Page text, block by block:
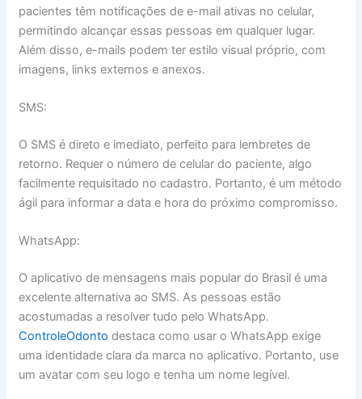
pacientes têm notificações de e-mail ativas no celular,
permitindo alcançar essas pessoas em qualquer lugar.
Além disso, e-mails podem ter estilo visual próprio, com
imagens, links externos e anexos.
SMS:
O SMS é direto e imediato, perfeito para lembretes de
retorno. Requer o número de celular do paciente, algo
facilmente requisitado no cadastro. Portanto, é um método
ágil para informar a data e hora do próximo compromisso.
WhatsApp:
O aplicativo de mensagens mais popular do Brasil é uma
excelente alternativa ao SMS. As pessoas estão
acostumadas a resolver tudo pelo WhatsApp.
ControleOdonto destaca como usar o WhatsApp exige
uma identidade clara da marca no aplicativo. Portanto, use
um avatar com seu logo e tenha um nome legível.